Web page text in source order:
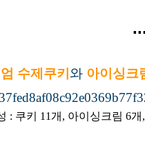
수제쿠키 와 아이싱크
: 쿠키 11개, 아이싱크림 6